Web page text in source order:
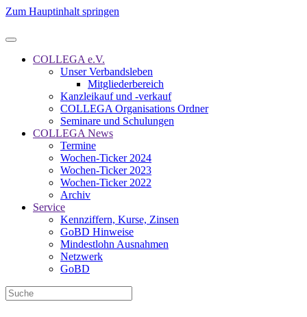
Zum Hauptinhalt springen
COLLEGA e.V.
Unser Verbandsleben
Mitgliederbereich
Kanzleikauf und -verkauf
COLLEGA Organisations Ordner
Seminare und Schulungen
COLLEGA News
Termine
Wochen-Ticker 2024
Wochen-Ticker 2023
Wochen-Ticker 2022
Archiv
Service
Kennziffern, Kurse, Zinsen
GoBD Hinweise
Mindestlohn Ausnahmen
Netzwerk
GoBD